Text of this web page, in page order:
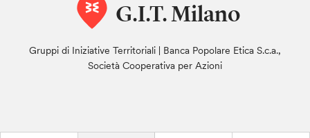
G.I.T. Milano
Gruppi di Iniziative Territoriali | Banca Popolare Etica S.c.a.,
Società Cooperativa per Azioni